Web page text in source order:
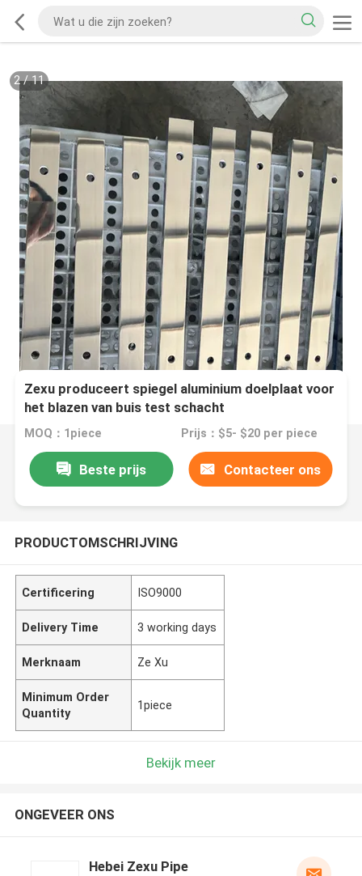
2/11
Zexu produceert spiegel aluminium doelplaat voor
het blazen van buis test schacht
MOQ：1piece Prijs：$5- $20 per piece
Beste prijs Contacteer ons
PRODUCTOMSCHRIJVING
Certificering ISO9000
Delivery Time 3 working days
Merknaam Ze Xu
Minimum Order
Quantity
1piece
Bekijk meer
ONGEVEER ONS
Hebei Zexu Pipe